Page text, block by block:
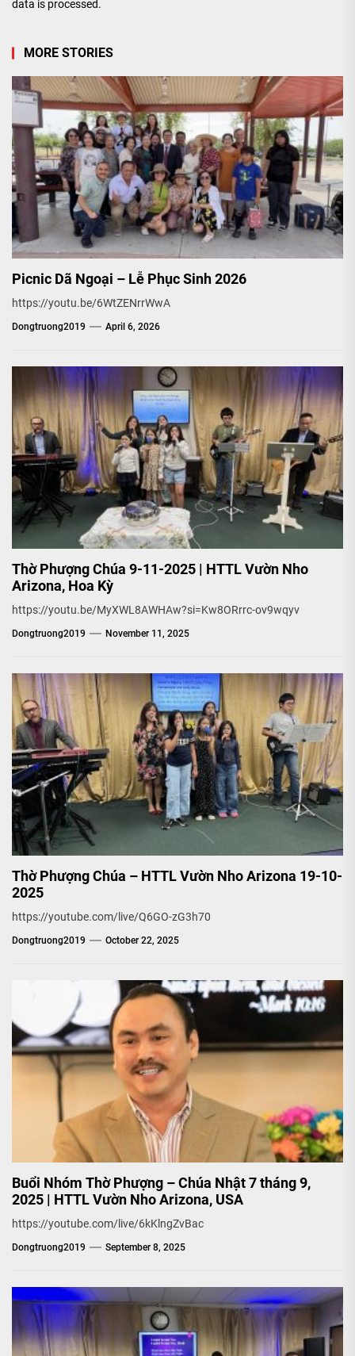
data is processed.
MORE STORIES
Picnic Dã Ngoại – Lễ Phục Sinh 2026
https://youtu.be/6WtZENrrWwA
Dongtruong2019 April 6, 2026
Thờ Phượng Chúa 9-11-2025 | HTTL Vườn Nho
Arizona, Hoa Kỳ
https://youtu.be/MyXWL8AWHAw?si=Kw8ORrrc-ov9wqyv
Dongtruong2019 November 11, 2025
Thờ Phượng Chúa – HTTL Vườn Nho Arizona 19-10-
2025
https://youtube.com/live/Q6GO-zG3h70
Dongtruong2019 October 22, 2025
Buổi Nhóm Thờ Phượng – Chúa Nhật 7 tháng 9,
2025 | HTTL Vườn Nho Arizona, USA
https://youtube.com/live/6kKlngZvBac
Dongtruong2019 September 8, 2025